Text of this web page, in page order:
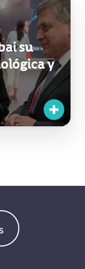
su
y